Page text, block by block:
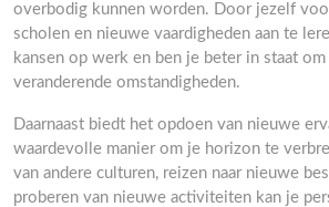
overbodig kunnen worden. Door jezelf
scholen en nieuwe vaardigheden aan te
kansen op werk en ben je beter in staat om
veranderende omstandigheden.
Daarnaast biedt het opdoen van nieuwe
waardevolle manier om je horizon te
van andere culturen, reizen naar nieuwe
proberen van nieuwe activiteiten kan je